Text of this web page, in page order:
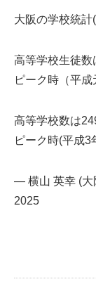
大阪の学校統
高等学校生徒数
ピーク時（平
高等学校数は
ピーク時(平成
— 横山 英幸 (大
2025